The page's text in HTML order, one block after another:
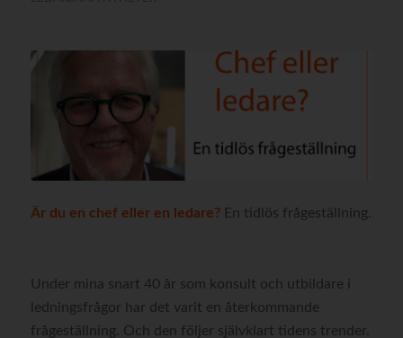
Är du en chef eller en ledare? En tidlös frågeställning.
Under mina snart 40 år som konsult och utbildare i
ledningsfrågor har det varit en återkommande
frågeställning. Och den följer självklart tidens trender.